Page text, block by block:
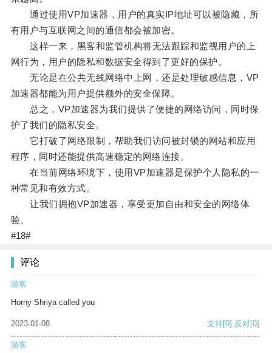
通过使用VP加速器，用户的真实IP地址可以被隐藏，所
有用户与互联网之间的通信都会被加密。
这样一来，黑客和监管机构将无法跟踪和监视用户的上
网行为，用户的隐私和数据安全得到了更好的保护。
无论是在公共无线网络中上网，还是处理敏感信息，VP
加速器都能为用户提供额外的安全保障。
总之，VP加速器为我们提供了便捷的网络访问，同时保
护了我们的隐私安全。
它打破了网络限制，帮助我们访问被封锁的网站和应用
程序，同时还能提供高速稳定的网络连接。
在当前网络环境下，使用VP加速器是保护个人隐私的一
种常见和有效方式。
让我们拥抱VP加速器，享受更加自由和安全的网络体
验。
#18#
评论
游客
Horny Shriya called you
2023-01-08 支持[0] 反对[0]
游客